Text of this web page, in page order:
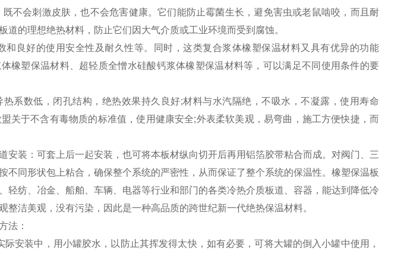
不会刺激皮肤，也不会危害健康。它们能防止霉菌生长，避免害虫或老鼠啮咬，而且耐
道的理想绝热材料，防止它们因大气介质或工业环境而受到腐蚀。
和良好的使用安全性及耐久性等。同时，这类复合浆体橡塑保温材料又具有优异的功能
橡塑保温材料、超轻质全憎水硅酸钙浆体橡塑保温材料等，可以满足不同使用条件的要
系数低，闭孔结构，绝热效果持久良好;材料与水汽隔绝，不吸水，不凝露，使用寿命
关于不含有毒物质的标准值，使用健康安全;外表柔软美观，易弯曲，施工方便快捷，而
安装：可套上后一起安装，也可将本板材纵向切开后再用铝箔胶带粘合而成。对阀门、三
不同形状包上粘合，确保整个系统的严密性，从而保证了整个系统的保温性。橡塑保温板
轻纺、冶金、船舶、车辆、电器等行业和部门的各类冷热介质板道、容器，能达到降低冷
整洁美观，没有污染，因此是一种高品质的跨世纪新一代绝热保温材料。
法：
安装中，用小罐胶水，以防止其挥发得太快，如有必要，可将大罐的倒入小罐中使用，